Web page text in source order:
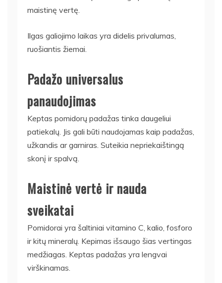
maistinę vertę.
Ilgas galiojimo laikas yra didelis privalumas,
ruošiantis žiemai.
Padažo universalus
panaudojimas
Keptas pomidorų padažas tinka daugeliui
patiekalų. Jis gali būti naudojamas kaip padažas,
užkandis ar garniras. Suteikia nepriekaištingą
skonį ir spalvą.
Maistinė vertė ir nauda
sveikatai
Pomidorai yra šaltiniai vitamino C, kalio, fosforo
ir kitų mineralų. Kepimas išsaugo šias vertingas
medžiagas. Keptas padažas yra lengvai
virškinamas.